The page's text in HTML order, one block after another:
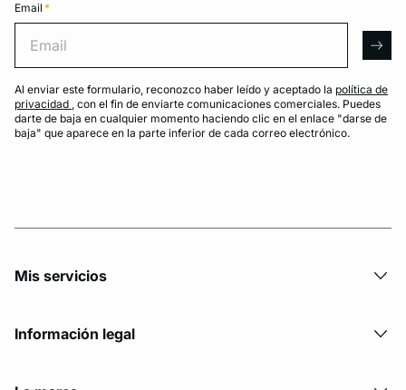
Email *
Al enviar este formulario, reconozco haber leído y aceptado la política de
privacidad , con el fin de enviarte comunicaciones comerciales. Puedes
darte de baja en cualquier momento haciendo clic en el enlace "darse de
baja" que aparece en la parte inferior de cada correo electrónico.
Mis servicios
Información legal